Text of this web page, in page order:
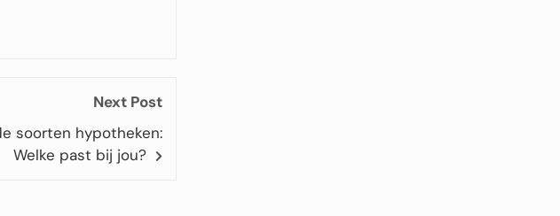
Next Post
soorten hypotheken:
Welke past bij jou?